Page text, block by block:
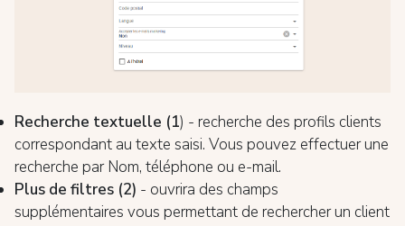
Recherche textuelle (1) - recherche des profils clients
correspondant au texte saisi. Vous pouvez effectuer une
recherche par Nom, téléphone ou e-mail.
Plus de filtres (2) - ouvrira des champs
supplémentaires vous permettant de rechercher un client